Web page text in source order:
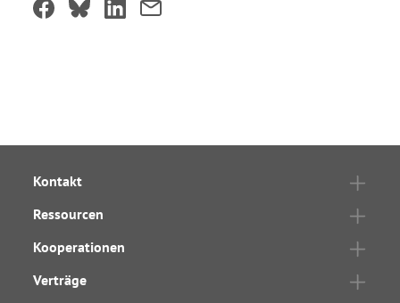
Kontakt
Ressourcen
Kooperationen
Verträge